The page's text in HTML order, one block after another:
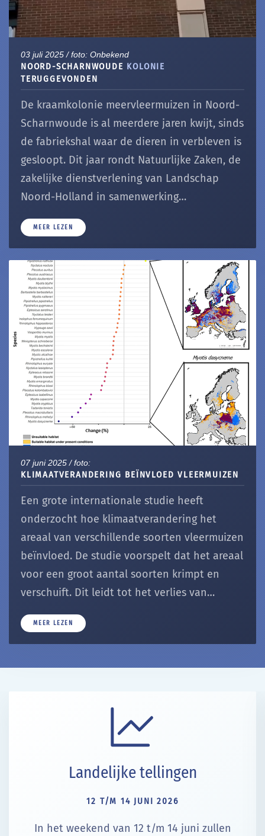
03 juli 2025 / foto: Onbekend
NOORD-SCHARNWOUDE KOLONIE
TERUGGEVONDEN
De kraamkolonie meervleermuizen in Noord-
Scharnwoude is al meerdere jaren kwijt, sinds
de fabriekshal waar de dieren in verbleven is
gesloopt. Dit jaar rondt Natuurlijke Zaken, de
zakelijke dienstverlening van Landschap
Noord-Holland in samenwerking…
MEER LEZEN
07 juni 2025 / foto:
KLIMAATVERANDERING BEÏNVLOED VLEERMUIZEN
Een grote internationale studie heeft
onderzocht hoe klimaatverandering het
areaal van verschillende soorten vleermuizen
beïnvloed. De studie voorspelt dat het areaal
voor een groot aantal soorten krimpt en
verschuift. Dit leidt tot het verlies van…
MEER LEZEN
Landelijke tellingen
12 T/M 14 JUNI 2026
In het weekend van 12 t/m 14 juni zullen